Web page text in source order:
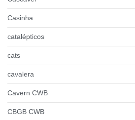
Casinha
catalépticos
cats
cavalera
Cavern CWB
CBGB CWB